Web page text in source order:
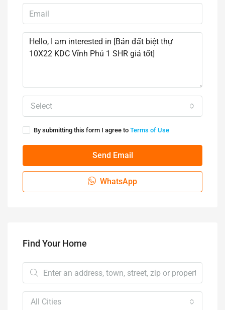
Select
By submitting this form I agree to Terms of Use
Send Email
WhatsApp
Find Your Home
All Cities